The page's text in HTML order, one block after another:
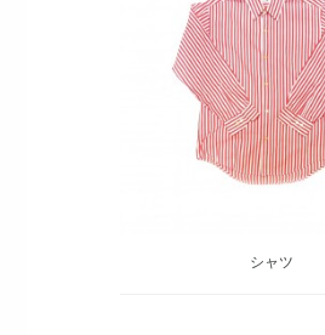
シャツ